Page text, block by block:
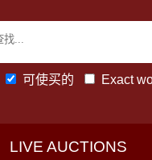
可使买的 Exact
LIVE AUCTIONS